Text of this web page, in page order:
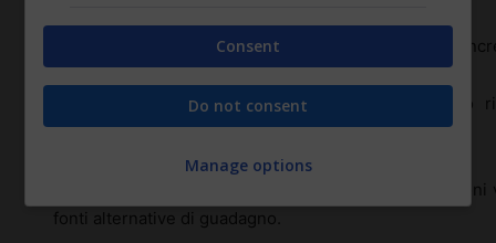
Esibizioni durante eventi speciali o festival possono
Alcuni musicisti collaborano anche con negozi
assicurano una fonte di reddito più stabile.
Inoltre, la vendita di CD o merchandising e le
fonti alternative di guadagno.
Consent
Do not consent
Manage options